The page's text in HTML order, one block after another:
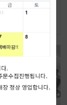
1,149,000원